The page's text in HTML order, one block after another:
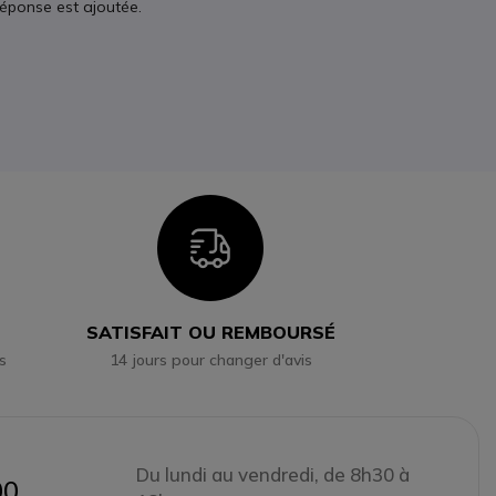
est ajoutée.
Icon
SATISFAIT OU REMBOURSÉ
14 jours pour changer d'avis
Du lundi au vendredi, de 8h30 à